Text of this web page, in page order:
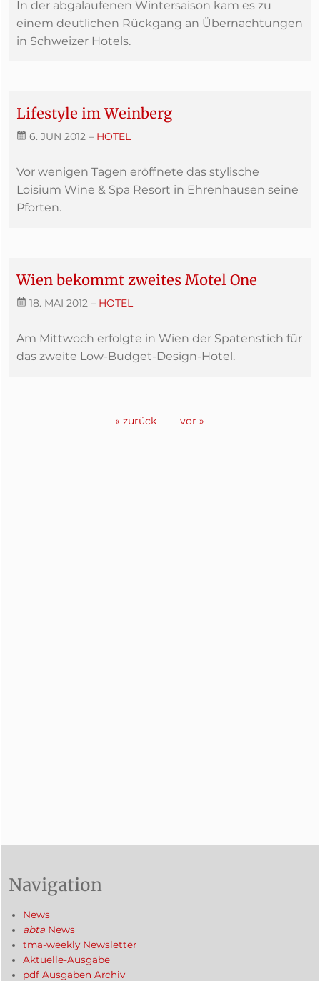
In der abgalaufenen Wintersaison kam es zu
einem deutlichen Rückgang an Übernachtungen
in Schweizer Hotels.
Lifestyle im Weinberg
6. JUN 2012 – HOTEL
Vor wenigen Tagen eröffnete das stylische
Loisium Wine & Spa Resort in Ehrenhausen seine
Pforten.
Wien bekommt zweites Motel One
18. MAI 2012 – HOTEL
Am Mittwoch erfolgte in Wien der Spatenstich für
das zweite Low-Budget-Design-Hotel.
« zurück vor »
Navigation
News
abta News
tma-weekly Newsletter
Aktuelle-Ausgabe
pdf Ausgaben Archiv